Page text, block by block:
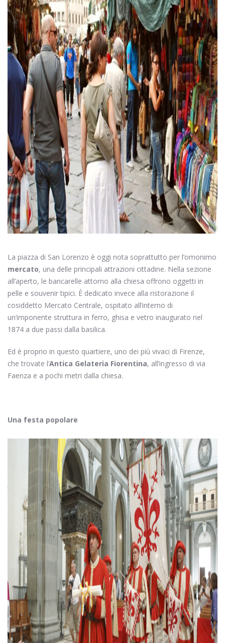
La piazza di San Lorenzo è oggi nota soprattutto per l’omonimo
mercato, una delle principali attrazioni cittadine. Nella sezione
all’aperto, le bancarelle attorno alla chiesa offrono oggetti in
pelle e souvenir tipici. È dedicato invece alla ristorazione il
cosiddetto Mercato Centrale, ospitato all’interno di
un’imponente struttura in ferro, ghisa e vetro inaugurato nel
1874 a due passi dalla basilica.
Ed è proprio in questo quartiere, uno dei più vivaci di Firenze,
che trovate l’Antica Gelateria Fiorentina, all’ingresso di via
Faenza e a pochi metri dalla chiesa.
Una festa popolare